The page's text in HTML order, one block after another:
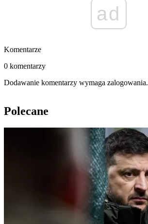
ad
Komentarze
0 komentarzy
Dodawanie komentarzy wymaga zalogowania.
Polecane